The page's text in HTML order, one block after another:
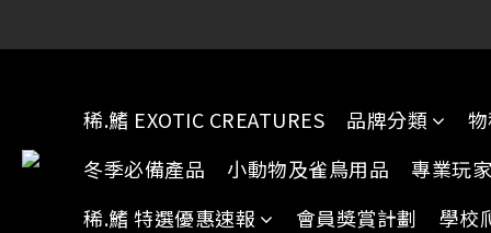
稀.鰭元朗店:
稀.鰭 EXOTIC CREATURES 品牌分類
冬季必備產品
小動物及雀鳥用品
專業玩
稀.鰭 特選優惠速報
會員獎賞計劃 學校